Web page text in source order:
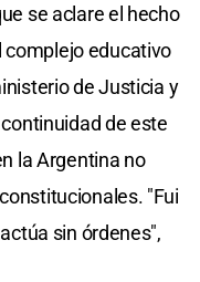
se aclare el hecho
complejo educativo
de Justicia y
de este
la Argentina no
"Fui
sin órdenes",